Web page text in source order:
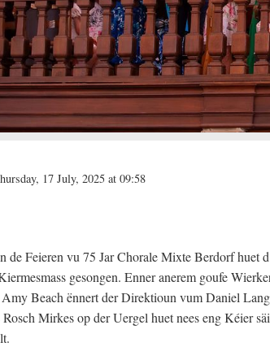
17 July, 2025 at 09:58
de Feieren vu 75 Jar Chorale Mixte Berdorf huet
gesongen. Enner anerem goufe
Amy Beach ënnert der Direktioun vum Daniel
Mirkes op der Uergel huet nees eng Kéier